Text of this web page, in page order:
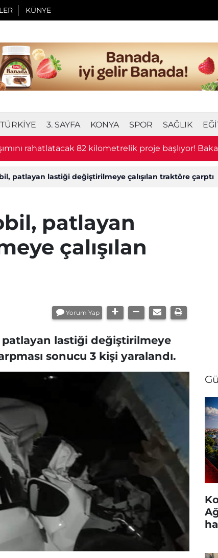
KÜNYE
TÜRKIYE 3. SAYFA KONYA SPOR SAĞLIK
rahatlatacak 82 kilometrelik proje başlıyor!
patlayan lastiği değiştirilmeye çalışılan traktöre çarptı
patlayan
çalışılan
Yorum Yap
patlayan lastiği değiştirilmeye
sonucu 3 kişi yaralandı.